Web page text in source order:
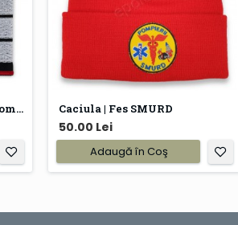
Grade Plutonier Adjutant Pompieri IGSU Caciula | Fes SMURD
50.00 Lei
Adaugă în Coş